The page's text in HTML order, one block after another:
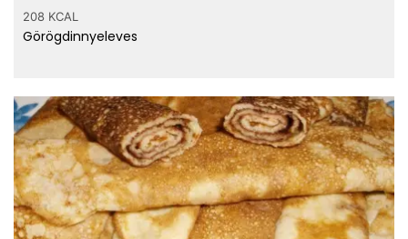
208 KCAL
Görögdinnyeleves